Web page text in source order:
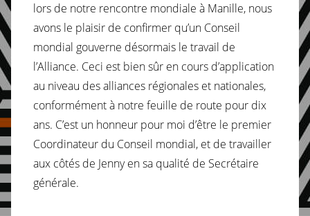
lors de notre rencontre mondiale à Manille, nous
avons le plaisir de confirmer qu’un Conseil
mondial gouverne désormais le travail de
l’Alliance. Ceci est bien sûr en cours d’application
au niveau des alliances régionales et nationales,
conformément à notre feuille de route pour dix
ans. C’est un honneur pour moi d’être le premier
Coordinateur du Conseil mondial, et de travailler
aux côtés de Jenny en sa qualité de Secrétaire
générale.